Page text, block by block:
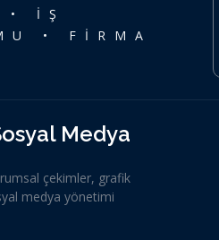
• İŞ
• FİRMA
Medya
çekimler, grafik
medya yönetimi